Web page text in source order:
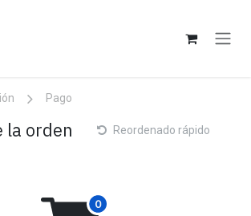
Pago
la orden Reordenado rápido